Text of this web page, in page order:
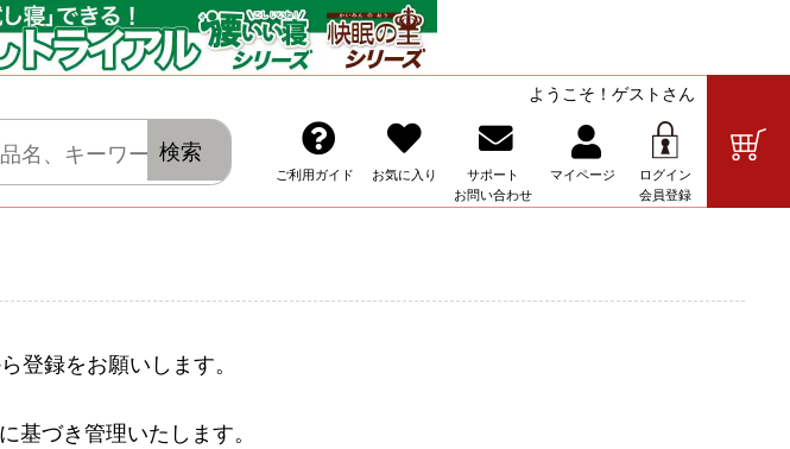
布・セット布団の販売 ようこそ！ゲストさん
ご利用ガイド お気に入り
サポート
お問い合わせ
マイページ
ログイン
会員登録
検索
登録をお願いします。
に基づき管理いたします。